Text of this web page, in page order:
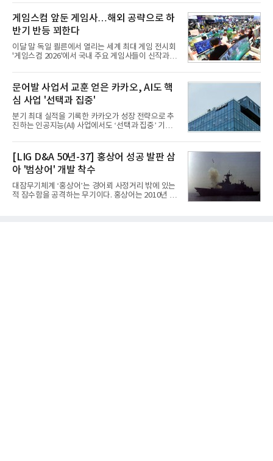
사업 확대
체로 참여했다. 체계개발에는 총 400여억 원의 개발
비와 62개월의 기간이 소요됐다. 한국형 GPS 유도폭
탄 KGGB(Korea GPS Guided Bomb)는 국내 최초
의 공대지 유도폭탄으로 2012년에 최종 전투용 적합
판정을 받았다.우리 공군이 운용하는 모든 전투기에
탑재할 수 있는 KGGB는 일반목적폭탄(General
Purpose Bomb)에 장착하여 운용토록 개발됐다.이
는 조종사가 휴대하는 명령통신장치(PDU, P
게임스컴 앞둔 게임사…해외 공략으로 하
반기 반등 꾀한다
이달 말 독일 쾰른에서 열리는 세계 최대 게임 전시회
'게임스컴 2026'에서 국내 주요 게임사들이 신작과 글
체별로 엇갈린 가운데 하반기 신작 흥행과 해외 시장
성과가 실적을 좌우할 핵심 변수로 떠오르고 있다.8일
업계에 따르면 올해 상반기 게임업계는 기업별 성적
표가 크게 갈렸다. 대표적으로 크래프톤은 'PUBG: 배
틀그라운드'의 안정적인 성장에 힘입어 상반기 연결
기준 매출 2조6616억원, 영업이익 9725억원으로 역
대 최대 실적을 기록했다. 엔씨도 올해 출시한 '아이온
동기 대
문어발 사업서 교훈 얻은 카카오, AI도 핵
심 사업 '선택과 집중'
분기 최대 실적을 기록한 카카오가 성장 전략으로 추
진하는 인공지능(AI) 사업에서도 ‘선택과 집중’ 기조
라 투자에 나서는 것과 달리, 카카오는 ‘카카오톡’이
라는 플랫폼 경쟁력을 활용한 AI 에이전트 서비스에
집중하는 전략이다. 과거 무리한 사업 확장 과정에서
겪었던 시행착오를 되풀이하지 않고 핵심 역량에 집
중하겠다는 취지로 풀이된다.7일 업계에 따르면 카카
오는 올해 2분기 연결 기준 매출 2조985억원, 영업이
익 2770억원을 기록했다. 전년 동기 대비 매출과 영업
[LIG D&A 50년-37] 홍상어 성공 발판 삼
아 '범상어' 개발 착수
대잠무기체계 ‘홍상어’는 경어뢰 사정거리 밖에 있는
적 잠수함을 공격하는 무기이다. 홍상어는 2010년 넥